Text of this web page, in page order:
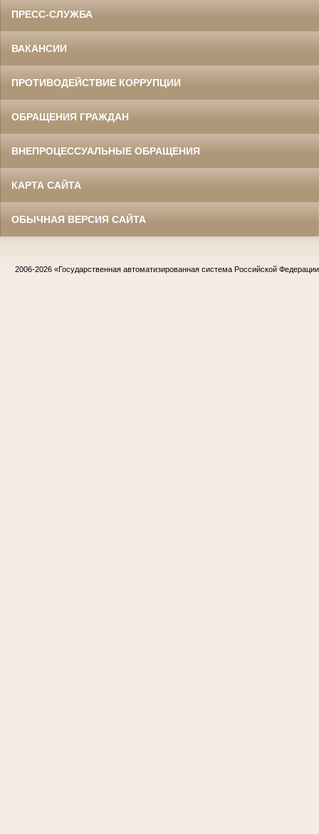
ПРЕСС-СЛУЖБА
ВАКАНСИИ
ПРОТИВОДЕЙСТВИЕ КОРРУПЦИИ
ОБРАЩЕНИЯ ГРАЖДАН
ВНЕПРОЦЕССУАЛЬНЫЕ ОБРАЩЕНИЯ
КАРТА САЙТА
ОБЫЧНАЯ ВЕРСИЯ САЙТА
2006-2026 «Государственная автоматизированная система Российской